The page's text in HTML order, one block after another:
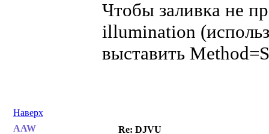
Чтобы заливка не
illumination
выставить
Наверх
AAW
Re: DJVU